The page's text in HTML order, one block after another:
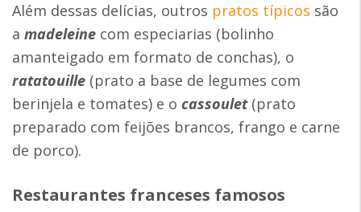
Além dessas delícias, outros pratos típicos são
a madeleine com especiarias (bolinho
amanteigado em formato de conchas), o
ratatouille (prato a base de legumes com
berinjela e tomates) e o cassoulet(prato
preparado com feijões brancos, frango e carne
de porco).
Restaurantes franceses famosos